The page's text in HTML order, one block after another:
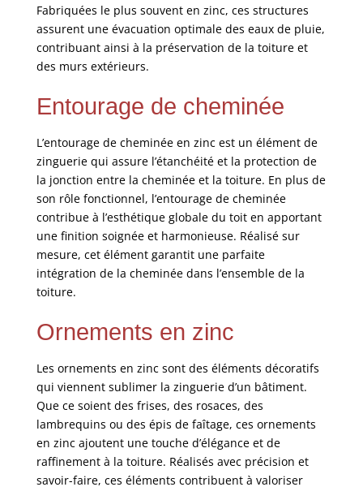
Fabriquées le plus souvent en zinc, ces structures
assurent une évacuation optimale des eaux de pluie,
contribuant ainsi à la préservation de la toiture et
des murs extérieurs.
Entourage de cheminée
L’entourage de cheminée en zinc est un élément de
zinguerie qui assure l’étanchéité et la protection de
la jonction entre la cheminée et la toiture. En plus de
son rôle fonctionnel, l’entourage de cheminée
contribue à l’esthétique globale du toit en apportant
une finition soignée et harmonieuse. Réalisé sur
mesure, cet élément garantit une parfaite
intégration de la cheminée dans l’ensemble de la
toiture.
Ornements en zinc
Les ornements en zinc sont des éléments décoratifs
qui viennent sublimer la zinguerie d’un bâtiment.
Que ce soient des frises, des rosaces, des
lambrequins ou des épis de faîtage, ces ornements
en zinc ajoutent une touche d’élégance et de
raffinement à la toiture. Réalisés avec précision et
savoir-faire, ces éléments contribuent à valoriser